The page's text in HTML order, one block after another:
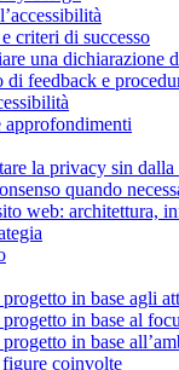
criteri di successo
una dichiarazione
di feedback e
approfondimenti
la privacy sin
quando
web: architettura,
in base agli
in base al
in base
coinvolte